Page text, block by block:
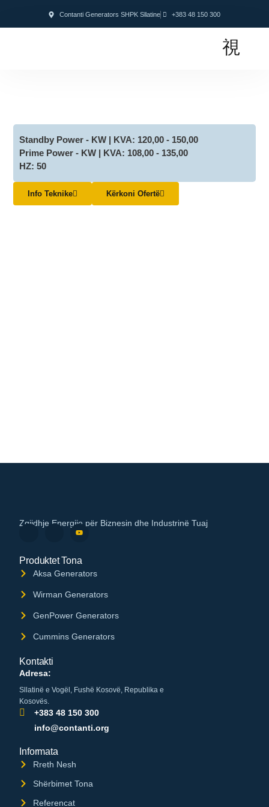
Contanti Generators SHPK Sllatine +383 48 150 300
Standby Power - KW | KVA: 120,00 - 150,00
Prime Power - KW | KVA: 108,00 - 135,00
HZ: 50
Info Teknike Kërkoni Ofertë
Zgjidhje Energjie për Biznesin dhe Industrinë Tuaj
Produktet Tona
Aksa Generators
Wirman Generators
GenPower Generators
Cummins Generators
Kontakti
Adresa:
Sllatinë e Vogël, Fushë Kosovë, Republika e
Kosovës.
+383 48 150 300
info@contanti.org
Informata
Rreth Nesh
Shërbimet Tona
Referencat